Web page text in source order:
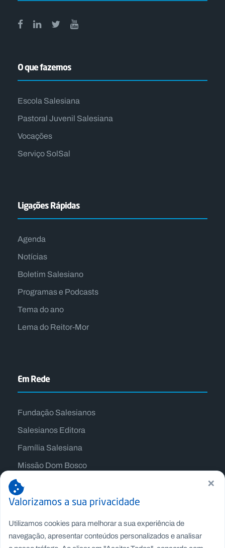
O que fazemos
Escola Salesiana
Pastoral Juvenil Salesiana
Vocações
Serviço SolSal
Ligações Rápidas
Agenda
Notícias
Boletim Salesiano
Programas e Podcasts
Tema do ano
Lema do Reitor-Mor
Em Rede
Fundação Salesianos
Salesianos Editora
Família Salesiana
Missão Dom Bosco
Jogos Nacionais Salesianos
×
Valorizamos a sua privacidade
Utilizamos cookies para melhorar a sua experiência de
navegação, apresentar conteúdos personalizados e analisar